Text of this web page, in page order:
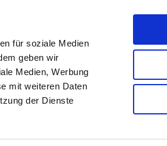
für soziale Medien
geben wir
Medien, Werbung
mit weiteren Daten
der Dienste